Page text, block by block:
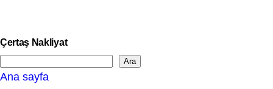
Çertaş Nakliyat
e
Ara
Ana sayfa